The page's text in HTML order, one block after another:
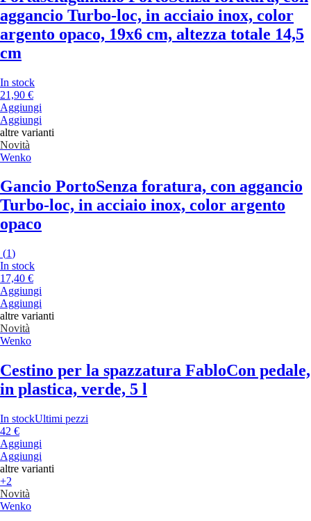
aggancio Turbo-loc, in acciaio inox, color
argento opaco, 19x6 cm, altezza totale 14,5
cm
In stock
21,90 €
Aggiungi
Aggiungi
altre varianti
Novità
Wenko
Gancio PortoSenza foratura, con aggancio
Turbo-loc, in acciaio inox, color argento
opaco
(1)
In stock
17,40 €
Aggiungi
Aggiungi
altre varianti
Novità
Wenko
Cestino per la spazzatura FabloCon pedale,
in plastica, verde, 5 l
In stockUltimi pezzi
42 €
Aggiungi
Aggiungi
altre varianti
+2
Novità
Wenko